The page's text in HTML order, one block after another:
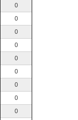
0
0
0
0
0
0
0
0
0